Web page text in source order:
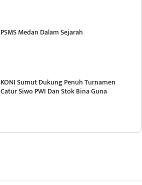
PSMS Medan Dalam Sejarah
KONI Sumut Dukung Penuh Turnamen
Catur Siwo PWI Dan Stok Bina Guna